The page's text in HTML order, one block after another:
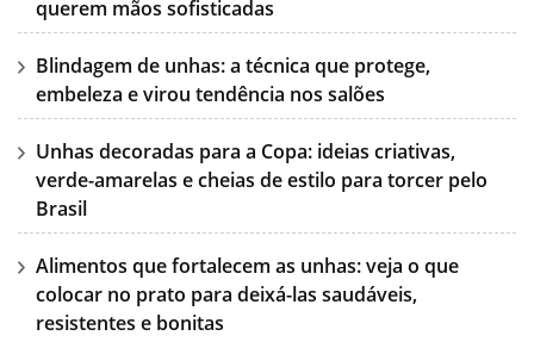
querem mãos sofisticadas
Blindagem de unhas: a técnica que protege,
embeleza e virou tendência nos salões
Unhas decoradas para a Copa: ideias criativas,
verde-amarelas e cheias de estilo para torcer pelo
Brasil
Alimentos que fortalecem as unhas: veja o que
colocar no prato para deixá-las saudáveis,
resistentes e bonitas